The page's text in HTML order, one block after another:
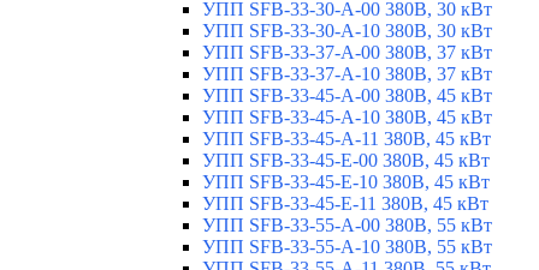
УПП SFB-33-30-A-00 380В, 30 кВт
УПП SFB-33-30-A-10 380В, 30 кВт
УПП SFB-33-37-A-00 380В, 37 кВт
УПП SFB-33-37-A-10 380В, 37 кВт
УПП SFB-33-45-A-00 380В, 45 кВт
УПП SFB-33-45-A-10 380В, 45 кВт
УПП SFB-33-45-A-11 380В, 45 кВт
УПП SFB-33-45-E-00 380В, 45 кВт
УПП SFB-33-45-E-10 380В, 45 кВт
УПП SFB-33-45-E-11 380В, 45 кВт
УПП SFB-33-55-A-00 380В, 55 кВт
УПП SFB-33-55-A-10 380В, 55 кВт